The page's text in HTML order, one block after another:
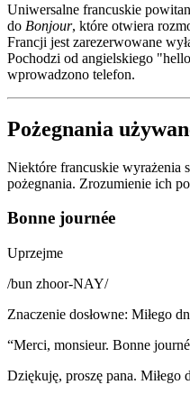
Uniwersalne francuskie
do Bonjour, które otwiera
Francji jest zarezerwowane
Pochodzi od angielskiego
wprowadzono telefon.
Pożegnania
Niektóre francuskie wyrażenia
pożegnania. Zrozumienie ich
Bonne journée
Uprzejme
/bun zhoor-NAY/
Znaczenie dosłowne: Miłego
“Merci, monsieur. Bonne
Dziękuję, proszę pana. Miłego